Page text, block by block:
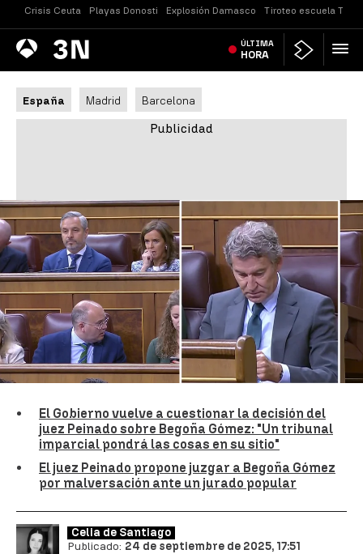
Crisis Ceuta Playas Donosti Explosión Damasco Tiroteo escuela
Antena
3 Noticias ÚLTIMA
HORA
España Madrid Barcelona
Feijóo |Antena 3 Noticias
FEIJÓO
Vídeo: Así ha sido el momento en el
que Feijóo se entera de la última hora
de Begoña Gómez
El líder del PP se entera en su móvil de la propuesta de
un jurado popular para juzgar a la esposa del presidente
y responsabiliza a Sánchez de los problemas judiciales
en su entorno.
El Gobierno vuelve a cuestionar la decisión del
juez Peinado sobre Begoña Gómez: "Un tribunal
imparcial pondrá las cosas en su sitio"
El juez Peinado propone juzgar a Begoña Gómez
por malversación ante un jurado popular
Celia de Santiago
Publicado: 24 de septiembre de 2025, 17:51